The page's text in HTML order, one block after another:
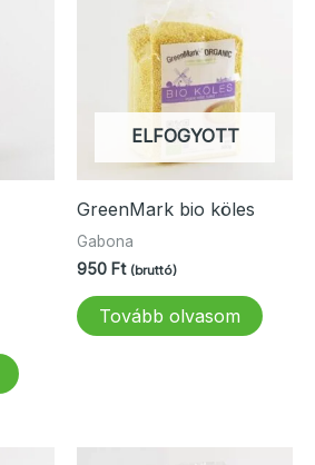
ELFOGYOTT
GreenMark bio köles
Gabona
950 Ft (bruttó)
Tovább olvasom